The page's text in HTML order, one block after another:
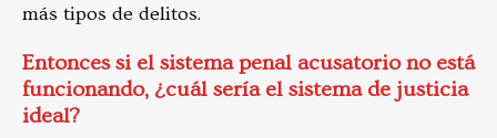
más tipos de delitos.
Entonces si el sistema penal acusatorio no está
funcionando, ¿cuál sería el sistema de justicia
ideal?